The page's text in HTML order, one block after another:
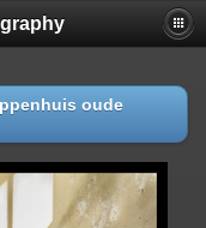
oude